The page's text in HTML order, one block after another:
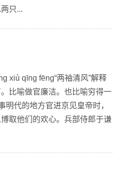
只...
xiù qīng fēng“两袖清风”解释
比喻做官廉洁。也比喻穷得一
明代的地方官进京见皇帝时，
取他们的欢心。兵部侍郎于谦